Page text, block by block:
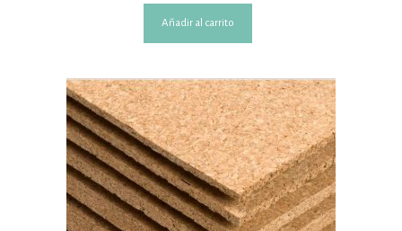
Añadir al carrito